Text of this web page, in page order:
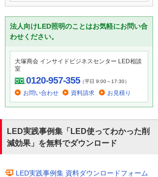
法人向けLED照明のことはお気軽にお問い合
わせください。
大塚商会 インサイドビジネスセンター LED相談
室
0120-957-355（平日 9:00～17:30）
お問い合わせ 資料請求 お見積り
LED実践事例集「LED使ってわかった削
減効果」を無料でダウンロード
LED実践事例集 資料ダウンロードフォーム